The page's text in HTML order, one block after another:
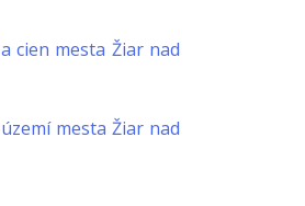
cien mesta Žiar nad
mesta Žiar nad